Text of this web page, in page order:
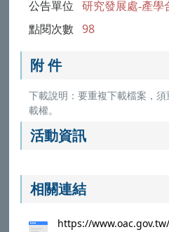
公告單位 研究發展處-產學
點閱次數 98
附 件
下載說明：要重複下載檔案，
載權。
活動資訊
相關連結
https://